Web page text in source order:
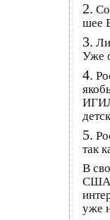
2.
шее
3.
Уже
4.
5.
так
В
США
уже